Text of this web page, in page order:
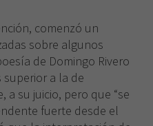
comenzó un
sobre algunos
de Domingo Rivero
superior a la de
a su juicio, pero que “se
fuerte desde el